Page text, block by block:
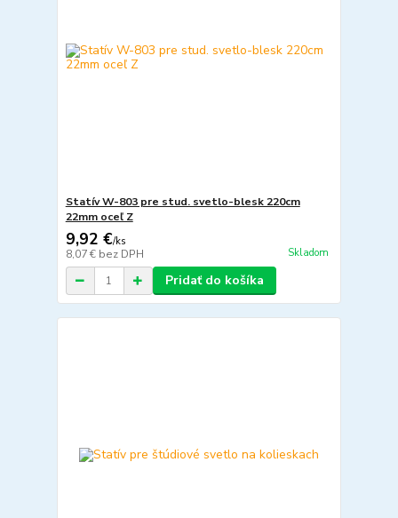
Statív W-803 pre stud. svetlo-blesk 220cm
22mm oceľ Z
9,92 €/ks
8,07 € bez DPH Skladom
Pridať do košíka